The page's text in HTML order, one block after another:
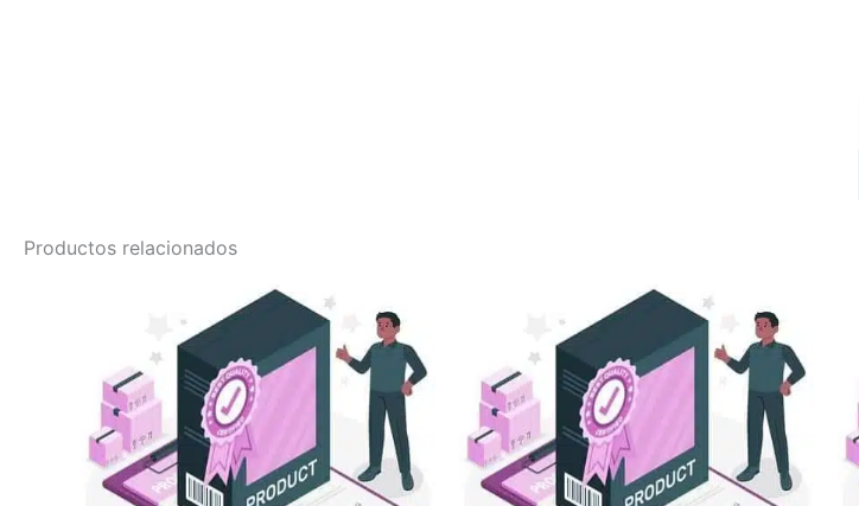
Productos relacionados